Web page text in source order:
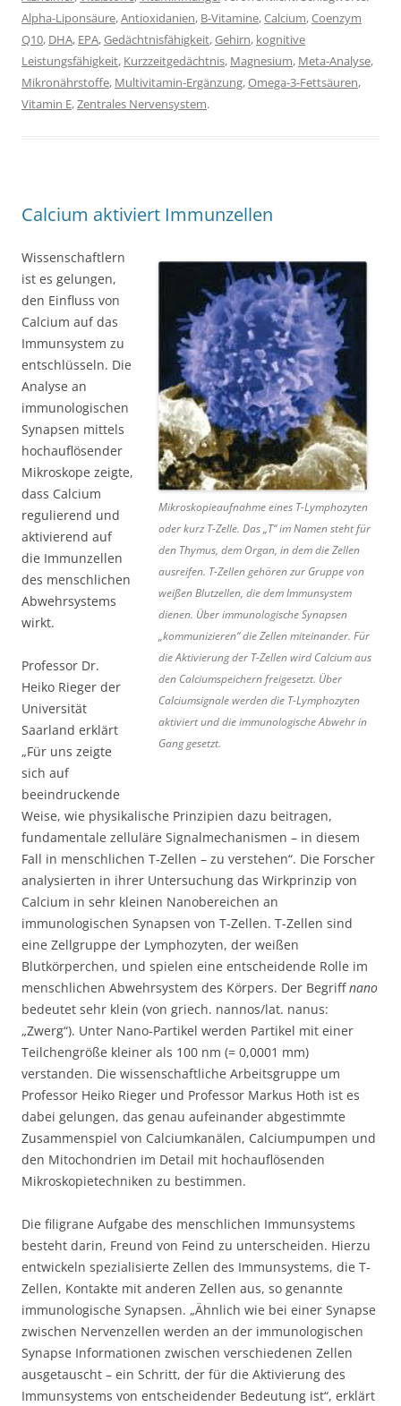
Alpha-Liponsäure,Antioxidanien, B-Vitamine,Calcium,Coenzym
Q10, DHA, EPA,Gedächtnisfähigkeit,Gehirn, kognitive
Leistungsfähigkeit, Kurzzeitgedächtnis, Magnesium, Meta-Analyse,
Mikronährstoffe, Multivitamin-Ergänzung,Omega-3-Fettsäuren,
Vitamin E,Zentrales Nervensystem.
Calcium aktiviert Immunzellen
Mikroskopieaufnahme eines T-Lymphozyten
oder kurz T-Zelle. Das „T“ im Namen steht für
den Thymus, dem Organ, in dem die Zellen
ausreifen. T-Zellen gehören zur Gruppe von
weißen Blutzellen, die dem Immunsystem
dienen. Über immunologische Synapsen
„kommunizieren“ die Zellen miteinander. Für
die Aktivierung der T-Zellen wird Calcium aus
den Calciumspeichern freigesetzt. Über
Calciumsignale werden die T-Lymphozyten
aktiviert und die immunologische Abwehr in
Gang gesetzt.
Wissenschaftlern
ist es gelungen,
den Einfluss von
Calcium auf das
Immunsystem zu
entschlüsseln. Die
Analyse an
immunologischen
Synapsen mittels
hochauflösender
Mikroskope zeigte,
dass Calcium
regulierend und
aktivierend auf
die Immunzellen
des menschlichen
Abwehrsystems
wirkt.
Professor Dr.
Heiko Rieger der
Universität
Saarland erklärt
„Für uns zeigte
sich auf
beeindruckende
Weise, wie physikalische Prinzipien dazu beitragen,
fundamentale zelluläre Signalmechanismen – in diesem
Fall in menschlichen T-Zellen – zu verstehen“. Die Forscher
analysierten in ihrer Untersuchung das Wirkprinzip von
Calcium in sehr kleinen Nanobereichen an
immunologischen Synapsen von T-Zellen. T-Zellen sind
eine Zellgruppe der Lymphozyten, der weißen
Blutkörperchen, und spielen eine entscheidende Rolle im
menschlichen Abwehrsystem des Körpers. Der Begriffnano
bedeutet sehr klein (von griech. nannos/lat. nanus:
„Zwerg“). Unter Nano-Partikel werden Partikel mit einer
Teilchengröße kleiner als 100 nm (= 0,0001 mm)
verstanden. Die wissenschaftliche Arbeitsgruppe um
Professor Heiko Rieger und Professor Markus Hoth ist es
dabei gelungen, das genau aufeinander abgestimmte
Zusammenspiel von Calciumkanälen, Calciumpumpen und
den Mitochondrien im Detail mit hochauflösenden
Mikroskopietechniken zu bestimmen.
Die filigrane Aufgabe des menschlichen Immunsystems
besteht darin, Freund von Feind zu unterscheiden. Hierzu
entwickeln spezialisierte Zellen des Immunsystems, die T-
Zellen, Kontakte mit anderen Zellen aus, so genannte
immunologische Synapsen. „Ähnlich wie bei einer Synapse
zwischen Nervenzellen werden an der immunologischen
Synapse Informationen zwischen verschiedenen Zellen
ausgetauscht – ein Schritt, der für die Aktivierung des
Immunsystems von entscheidender Bedeutung ist“, erklärt